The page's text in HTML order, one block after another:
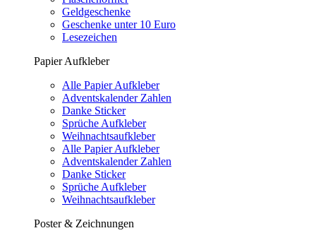
Geldgeschenke
Geschenke unter 10 Euro
Lesezeichen
Papier Aufkleber
Alle Papier Aufkleber
Adventskalender Zahlen
Danke Sticker
Sprüche Aufkleber
Weihnachtsaufkleber
Alle Papier Aufkleber
Adventskalender Zahlen
Danke Sticker
Sprüche Aufkleber
Weihnachtsaufkleber
Poster & Zeichnungen